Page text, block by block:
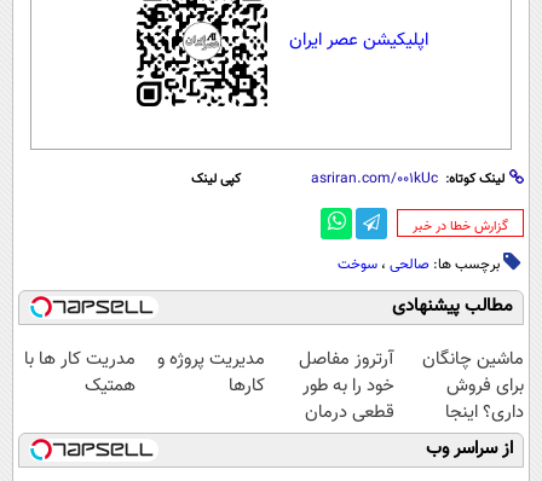
اپلیکیشن عصر ایران
لینک کوتاه: کپی لینک
‌گزارش خطا در خبر
برچسب ها: صالحی ، سوخت
مطالب پیشنهادی
ماشین چانگان
برای فروش
داری؟ اینجا
سریع بفروشش
آرتروز مفاصل
خود را به طور
قطعی درمان
کنید!
◗پرسش‌نامه◖
مدیریت پروژه و
کارها
مدریت کار ها با
همتیک
از سراسر وب